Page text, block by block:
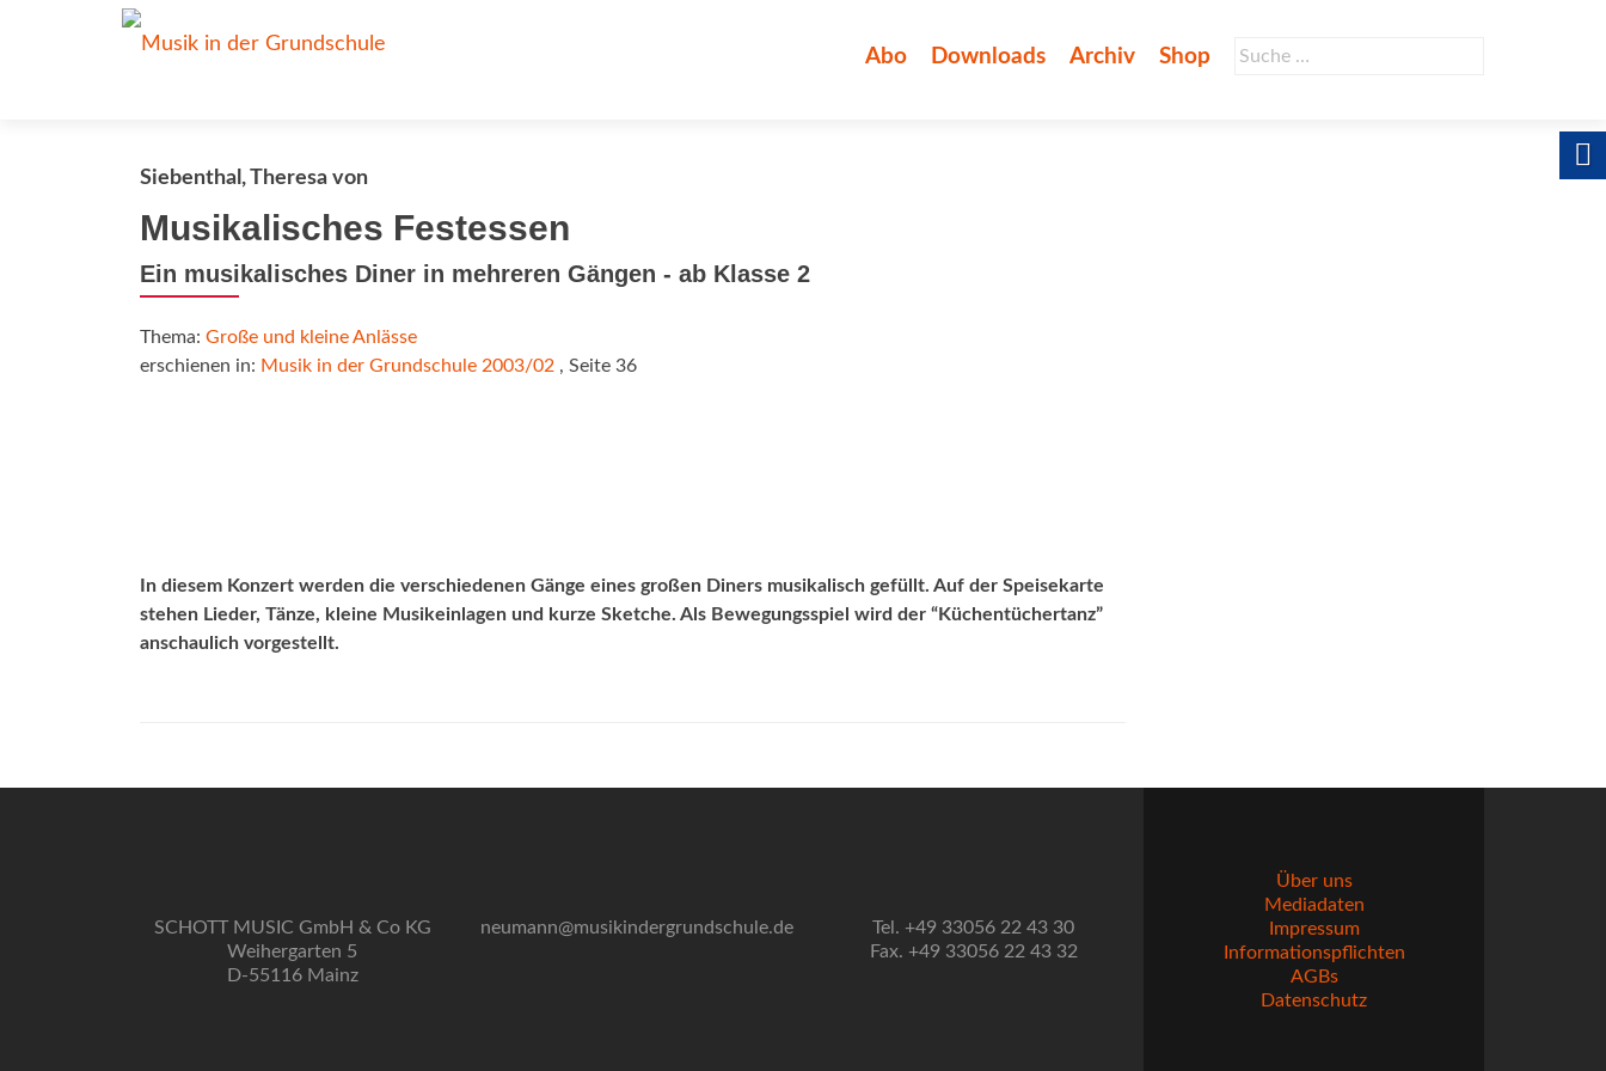
Suche
Abo Downloads Archiv Shop
Siebenthal, Theresa von
Musikalisches Festessen
Ein musikalisches Diner in mehreren Gängen - ab Klasse 2
Thema: Große und kleine Anlässe
erschienen in: Musik in der Grundschule 2003/02 , Seite 36
In diesem Konzert werden die verschiedenen Gänge eines großen Diners musikalisch gefüllt. Auf der Speisekarte
stehen Lieder, Tänze, kleine Musikeinlagen und kurze Sketche. Als Bewegungsspiel wird der “Küchentüchertanz”
anschaulich vorgestellt.
SCHOTT MUSIC GmbH & Co KG
Weihergarten 5
D-55116 Mainz
neumann@musikindergrundschule.de
Tel. +49 33056 22 43 30
Fax. +49 33056 22 43 32
Über uns
Mediadaten
Impressum
Informationspflichten
AGBs
Datenschutz